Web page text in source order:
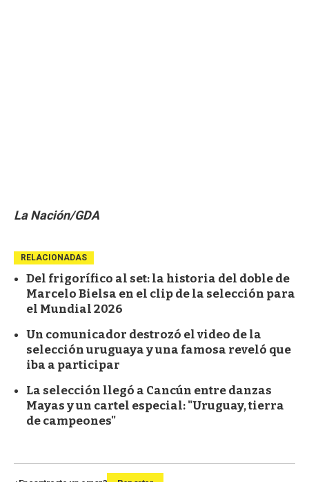
La Nación/GDA
RELACIONADAS
Del frigorífico al set: la historia del doble de
Marcelo Bielsa en el clip de la selección para
el Mundial 2026
Un comunicador destrozó el video de la
selección uruguaya y una famosa reveló que
iba a participar
La selección llegó a Cancún entre danzas
Mayas y un cartel especial: "Uruguay, tierra
de campeones"